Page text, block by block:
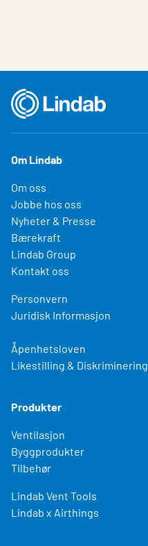
Om Lindab
Om oss
Jobbe hos oss
Nyheter & Presse
Bærekraft
Lindab Group
Kontakt oss
Personvern
Juridisk Informasjon
Åpenhetsloven
Likestilling & Diskriminering
Produkter
Ventilasjon
Byggprodukter
Tilbehør
Lindab Vent Tools
Lindab x Airthings